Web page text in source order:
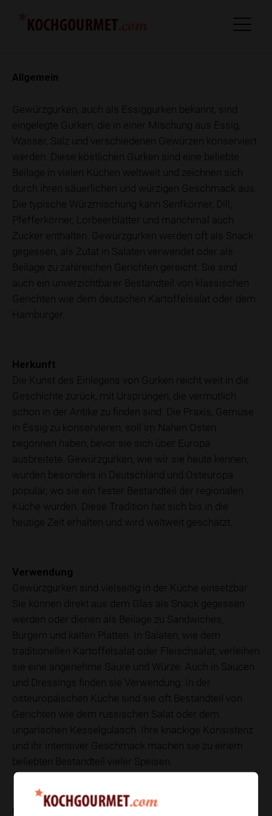
Allgemein
Gewürzgurken, auch als Essiggurken bekannt, sind
eingelegte Gurken, die in einer Mischung aus Essig,
Wasser, Salz und verschiedenen Gewürzen konserviert
werden. Diese köstlichen Gurken sind eine beliebte
Beilage in vielen Küchen weltweit und zeichnen sich
durch ihren säuerlichen und würzigen Geschmack aus.
Die typische Würzmischung kann Senfkörner, Dill,
Pfefferkörner, Lorbeerblätter und manchmal auch
Zucker enthalten. Gewürzgurken werden oft als Snack
gegessen, als Zutat in Salaten verwendet oder als
Beilage zu zahlreichen Gerichten gereicht. Sie sind
auch ein unverzichtbarer Bestandteil von klassischen
Gerichten wie dem deutschen Kartoffelsalat oder dem
Hamburger.
Herkunft
Die Kunst des Einlegens von Gurken reicht weit in die
Geschichte zurück, mit Ursprüngen, die vermutlich
schon in der Antike zu finden sind. Die Praxis, Gemüse
in Essig zu konservieren, soll im Nahen Osten
begonnen haben, bevor sie sich über Europa
ausbreitete. Gewürzgurken, wie wir sie heute kennen,
wurden besonders in Deutschland und Osteuropa
populär, wo sie ein fester Bestandteil der regionalen
Küche wurden. Diese Tradition hat sich bis in die
heutige Zeit erhalten und wird weltweit geschätzt.
Verwendung
Gewürzgurken sind vielseitig in der Küche einsetzbar.
Sie können direkt aus dem Glas als Snack gegessen
werden oder dienen als Beilage zu Sandwiches,
Burgern und kalten Platten. In Salaten, wie dem
traditionellen Kartoffelsalat oder Fleischsalat, verleihen
sie eine angenehme Säure und Würze. Auch in Saucen
und Dressings finden sie Verwendung. In der
osteuropäischen Küche sind sie oft Bestandteil von
Gerichten wie dem russischen Salat oder dem
ungarischen Kesselgulasch. Ihre knackige Konsistenz
und ihr intensiver Geschmack machen sie zu einem
beliebten Bestandteil vieler Speisen.
Nährwerte